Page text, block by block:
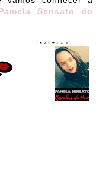
Sensato do